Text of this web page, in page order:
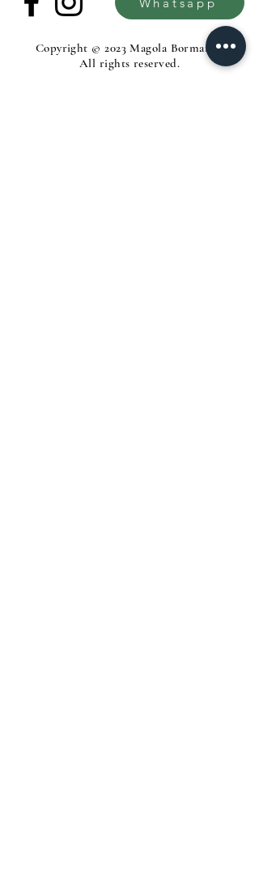
Copyright © 2023 Magola Borman®.
All rights reserved.